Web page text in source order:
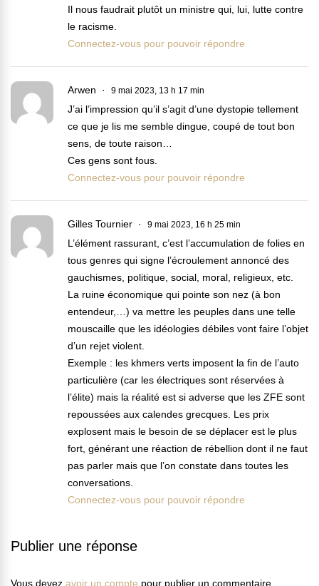
Il nous faudrait plutôt un ministre qui, lui, lutte contre
le racisme.
Connectez-vous pour pouvoir répondre
Arwen 9 mai 2023, 13 h 17 min
J’ai l’impression qu’il s’agit d’une dystopie tellement
ce que je lis me semble dingue, coupé de tout bon
sens, de toute raison…
Ces gens sont fous.
Connectez-vous pour pouvoir répondre
Gilles Tournier 9 mai 2023, 16 h 25 min
L’élément rassurant, c’est l’accumulation de folies en
tous genres qui signe l’écroulement annoncé des
gauchismes, politique, social, moral, religieux, etc.
La ruine économique qui pointe son nez (à bon
entendeur,…) va mettre les peuples dans une telle
mouscaille que les idéologies débiles vont faire l’objet
d’un rejet violent.
Exemple : les khmers verts imposent la fin de l’auto
particulière (car les électriques sont réservées à
l’élite) mais la réalité est si adverse que les ZFE sont
repoussées aux calendes grecques. Les prix
explosent mais le besoin de se déplacer est le plus
fort, générant une réaction de rébellion dont il ne faut
pas parler mais que l’on constate dans toutes les
conversations.
Connectez-vous pour pouvoir répondre
Publier une réponse
Vous devez avoir un compte pour publier un commentaire